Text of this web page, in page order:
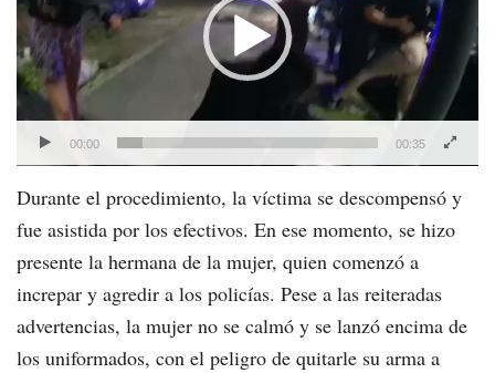
00:00 00:35
Durante el procedimiento, la víctima se descompensó y
fue asistida por los efectivos. En ese momento, se hizo
presente la hermana de la mujer, quien comenzó a
increpar y agredir a los policías. Pese a las reiteradas
advertencias, la mujer no se calmó y se lanzó encima de
los uniformados, con el peligro de quitarle su arma a